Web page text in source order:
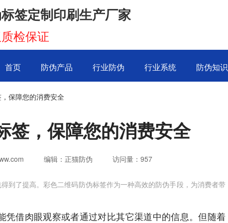
签定制印刷生产厂家
检保证
首页 防伪产品 行业防伪 行业系统 防伪知识
保障您的消费安全
签，保障您的消费安全
编辑：正猫防伪 访问量： 957
到了提高。彩色二维码防伪标签作为一种高效的防伪手段，为消费者带
凭借肉眼观察或者通过对比其它渠道中的信息。但随着